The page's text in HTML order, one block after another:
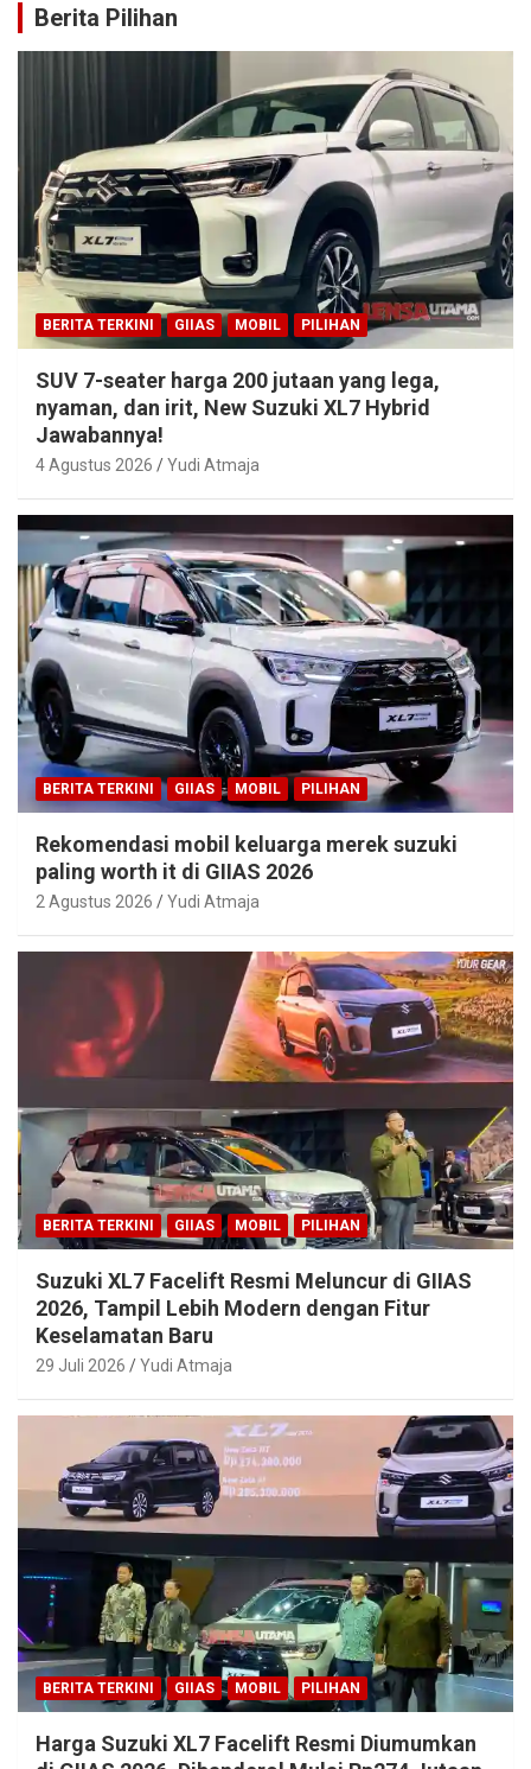
Berita Pilihan
BERITA TERKINI GIIAS MOBIL PILIHAN
SUV 7-seater harga 200 jutaan yang lega,
nyaman, dan irit, New Suzuki XL7 Hybrid
Jawabannya!
4 Agustus 2026 Yudi Atmaja
BERITA TERKINI GIIAS MOBIL PILIHAN
Rekomendasi mobil keluarga merek suzuki
paling worth it di GIIAS 2026
2 Agustus 2026 Yudi Atmaja
BERITA TERKINI GIIAS MOBIL PILIHAN
Suzuki XL7 Facelift Resmi Meluncur di GIIAS
2026, Tampil Lebih Modern dengan Fitur
Keselamatan Baru
29 Juli 2026 Yudi Atmaja
BERITA TERKINI GIIAS MOBIL PILIHAN
Harga Suzuki XL7 Facelift Resmi Diumumkan